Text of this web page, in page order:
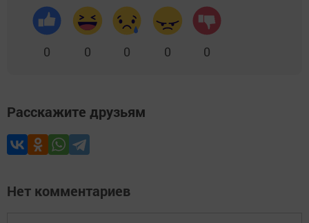
0 0 0 0 0
Расскажите друзьям
Нет комментариев